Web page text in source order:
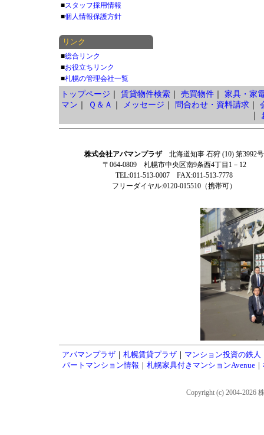
■スタッフ採用情報
■個人情報保護方針
リンク
■総合リンク
■お役立ちリンク
■札幌の管理会社一覧
トップページ 賃貸物件検索｜ 売買物件｜ 家具・家
マン
Ｑ＆Ａ メッセージ 問合わせ・資料請求｜
株式会社アパマンプラザ北海道知事 石狩 (10) 第3992号
〒064-0809 札幌市中央区南9条西4丁目1－12
TEL:011-513-0007 FAX:011-513-7778
フリーダイヤル:0120-015510（携帯可）
アパマンプラザ ｜ 札幌賃貸プラザ ｜ マンション投資の鉄人
パートマンション情報 ｜ 札幌家具付きマンションAvenue｜
Copyright (c) 2004-2026